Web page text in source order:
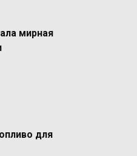
мирная
для